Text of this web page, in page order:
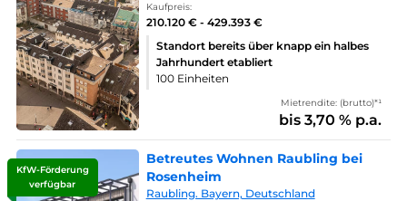
Kaufpreis:
210.120 € - 429.393 €
Standort bereits über knapp ein halbes
Jahrhundert etabliert
100 Einheiten
Mietrendite: (brutto)*¹
bis 3,70 % p.a.
KfW-Förderung
verfügbar
Betreutes Wohnen Raubling bei
Rosenheim
Raubling. Bayern, Deutschland